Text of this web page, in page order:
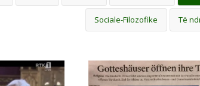
Sociale-Filozofike Të